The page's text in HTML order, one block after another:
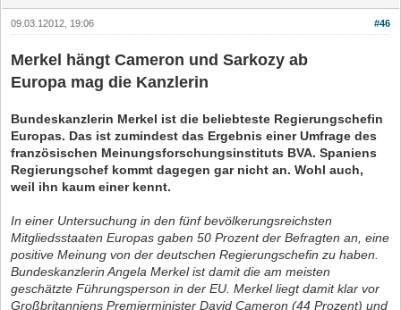
#46
09.03.12012, 19:06
Merkel hängt Cameron und Sarkozy ab
Europa mag die Kanzlerin
Bundeskanzlerin Merkel ist die beliebteste Regierungschefin
Europas. Das ist zumindest das Ergebnis einer Umfrage des
französischen Meinungsforschungsinstituts BVA. Spaniens
Regierungschef kommt dagegen gar nicht an. Wohl auch,
weil ihn kaum einer kennt.
In einer Untersuchung in den fünf bevölkerungsreichsten
Mitgliedsstaaten Europas gaben 50 Prozent der Befragten an, eine
positive Meinung von der deutschen Regierungschefin zu haben.
Bundeskanzlerin Angela Merkel ist damit die am meisten
geschätzte Führungsperson in der EU. Merkel liegt damit klar vor
Großbritanniens Premierminister David Cameron (44 Prozent) und